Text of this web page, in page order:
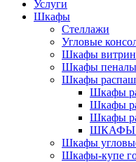
Услуги
Шкафы
Стеллажи
Угловые
Шкафы
Шкафы пеналы
Шкафы
Шкафы
Шкафы
Шкафы
ШКАФЫ
Шкафы
Шкафы-купе